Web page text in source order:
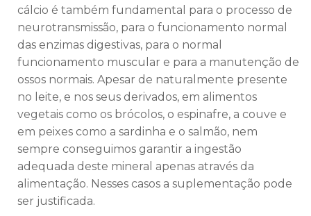
cálcio é também fundamental para o processo de
neurotransmissão, para o funcionamento normal
das enzimas digestivas, para o normal
funcionamento muscular e para a manutenção de
ossos normais. Apesar de naturalmente presente
no leite, e nos seus derivados, em alimentos
vegetais como os brócolos, o espinafre, a couve e
em peixes como a sardinha e o salmão, nem
sempre conseguimos garantir a ingestão
adequada deste mineral apenas através da
alimentação. Nesses casos a suplementação pode
ser justificada.